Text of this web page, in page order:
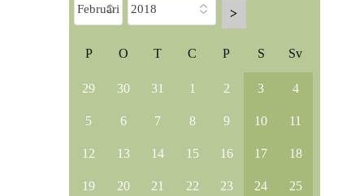
>
P O T C P S Sv
29 30 31 1 2 3 4
5 6 7 8 9 10 11
12 13 14 15 16 17 18
19 20 21 22 23 24 25